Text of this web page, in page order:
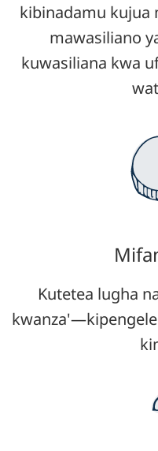
kibinadamu kujua
mawasiliano
kuwasiliana kwa
Kutetea lugha